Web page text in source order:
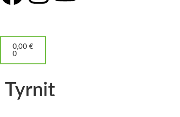
0,00 €
0
Tyrnit